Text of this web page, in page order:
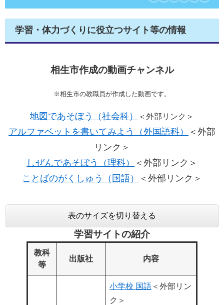
学習・体力づくりに役立つサイト等の情報
相生市作成の動画チャンネル
※相生市の教職員が作成した動画です。
地図であそぼう（社会科） ＜外部リンク＞
アルファベットを書いてみよう（外国語科）
＜外部
リンク＞
しぜんであそぼう（理科）
＜外部リンク＞
ことばのがくしゅう（国語）
＜外部リンク＞
表のサイズを切り替える
学習サイトの紹介
教科
等
出版社 内容
小学校 国語 ＜外部リン
ク＞